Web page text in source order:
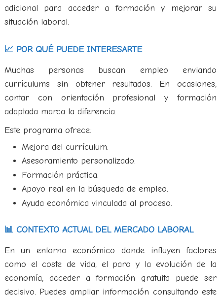
adicional para acceder a formación y mejorar su
situación laboral.
📈 POR QUÉ PUEDE INTERESARTE
Muchas personas buscan empleo enviando
currículums sin obtener resultados. En ocasiones,
contar con orientación profesional y formación
adaptada marca la diferencia.
Este programa ofrece:
Mejora del currículum.
Asesoramiento personalizado.
Formación práctica.
Apoyo real en la búsqueda de empleo.
Ayuda económica vinculada al proceso.
📊 CONTEXTO ACTUAL DEL MERCADO LABORAL
En un entorno económico donde influyen factores
como el coste de vida, el paro y la evolución de la
economía, acceder a formación gratuita puede ser
decisivo. Puedes ampliar información consultando este